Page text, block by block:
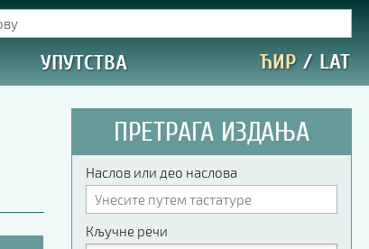
УПУТСТВА ЋИР / LAT
ПРЕТРАГА ИЗДАЊА
Наслов или део наслова
Кључне речи